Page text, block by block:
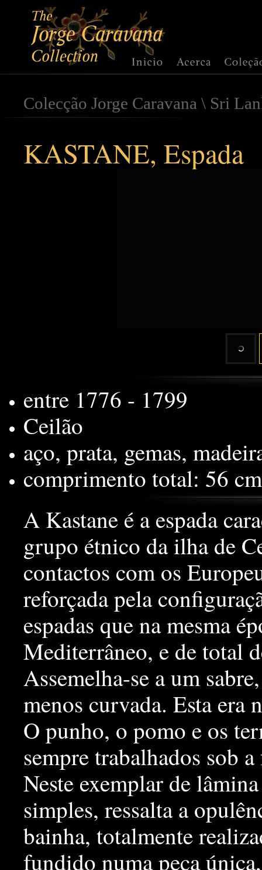
Colecção Jorge Caravana \ Sri
KASTANE, Espada
entre 1776 - 1799
Ceilão
aço, prata, gemas,
comprimento total: 56
A Kastane é a espada
grupo étnico da ilha de
contactos com os
reforçada pela
espadas que na mesma
Mediterrâneo, e de total
Assemelha-se a um
menos curvada. Esta era
O punho, o pomo e os
sempre trabalhados sob
Neste exemplar de
simples, ressalta a
bainha, totalmente
fundido numa peça